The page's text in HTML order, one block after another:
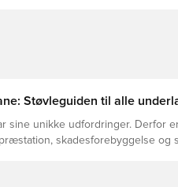
Støvleguiden til alle
sine unikke udfordringer. Derfor
skadesforebyggelse og